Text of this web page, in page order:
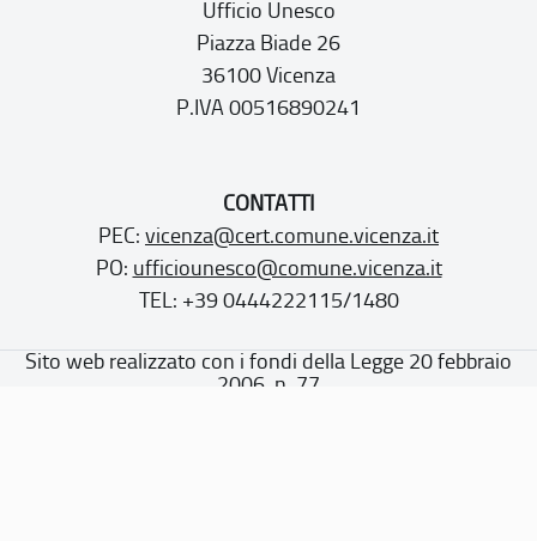
Ufficio Unesco
Piazza Biade 26
36100 Vicenza
P.IVA 00516890241
CONTATTI
PEC: vicenza@cert.comune.vicenza.it
PO: ufficiounesco@comune.vicenza.it
TEL: +39 0444222115/1480
Sito web realizzato con i fondi della Legge 20 febbraio
2006, n. 77